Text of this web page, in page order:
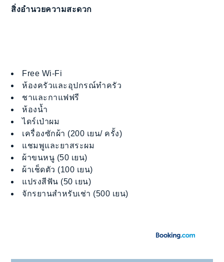
สิ่งอำนวยความสะดวก
Free Wi-Fi
ห้องครัวและอุปกรณ์ทำครัว
ชาและกาแฟฟรี
ห้องน้ำ
ไดร์เป่าผม
เครื่องซักผ้า (200 เยน/ ครั้ง)
แชมพูและยาสระผม
ผ้าขนหนู (50 เยน)
ผ้าเช็ดตัว (100 เยน)
แปรงสีฟัน (50 เยน)
จักรยานสำหรับเช่า (500 เยน)